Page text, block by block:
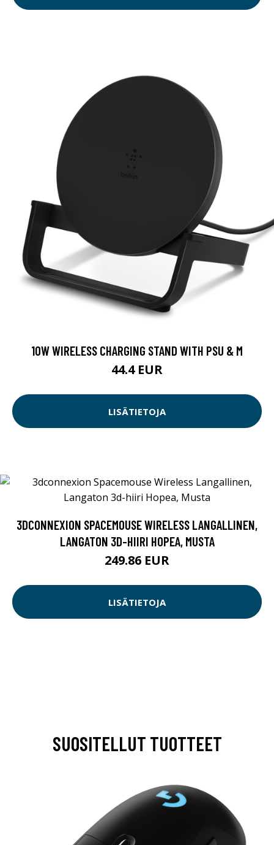
10W WIRELESS CHARGING STAND WITH PSU & M
44.4 EUR
LISÄTIETOJA
3DCONNEXION SPACEMOUSE WIRELESS LANGALLINEN,
LANGATON 3D-HIIRI HOPEA, MUSTA
249.86 EUR
LISÄTIETOJA
SUOSITELLUT TUOTTEET